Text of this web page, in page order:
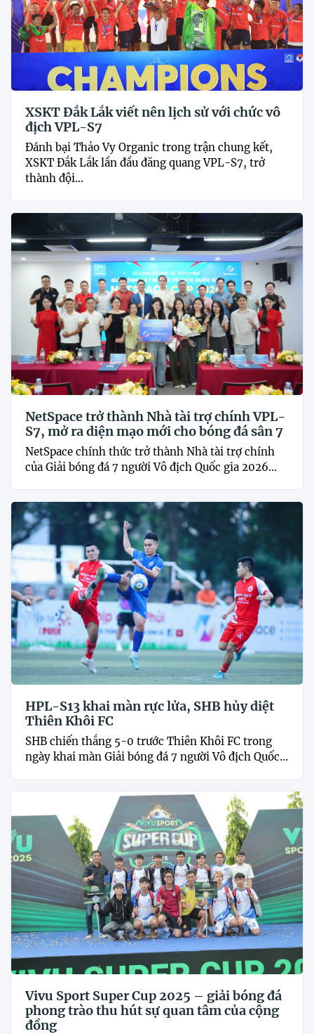
XSKT Đắk Lắk viết nên lịch sử với chức vô
địch VPL-S7
Đánh bại Thảo Vy Organic trong trận chung kết,
XSKT Đắk Lắk lần đầu đăng quang VPL-S7, trở
thành đội...
NetSpace trở thành Nhà tài trợ chính VPL-
S7, mở ra diện mạo mới cho bóng đá sân 7
NetSpace chính thức trở thành Nhà tài trợ chính
của Giải bóng đá 7 người Vô địch Quốc gia 2026...
HPL-S13 khai màn rực lửa, SHB hủy diệt
Thiên Khôi FC
SHB chiến thắng 5-0 trước Thiên Khôi FC trong
ngày khai màn Giải bóng đá 7 người Vô địch Quốc...
Vivu Sport Super Cup 2025 – giải bóng đá
phong trào thu hút sự quan tâm của cộng
đồng